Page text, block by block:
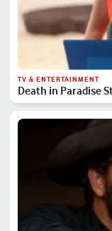
TV & ENTERTAINMENT
Death in Paradise